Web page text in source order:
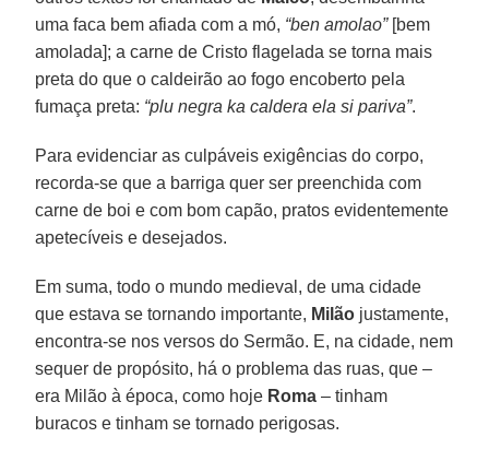
uma faca bem afiada com a mó, “ben amolao”[bem
amolada]; a carne de Cristo flagelada se torna mais
preta do que o caldeirão ao fogo encoberto pela
fumaça preta: “plu negra ka caldera ela si pariva”.
Para evidenciar as culpáveis exigências do corpo,
recorda-se que a barriga quer ser preenchida com
carne de boi e com bom capão, pratos evidentemente
apetecíveis e desejados.
Em suma, todo o mundo medieval, de uma cidade
que estava se tornando importante, Milão justamente,
encontra-se nos versos do Sermão. E, na cidade, nem
sequer de propósito, há o problema das ruas, que –
era Milão à época, como hoje Roma – tinham
buracos e tinham se tornado perigosas.